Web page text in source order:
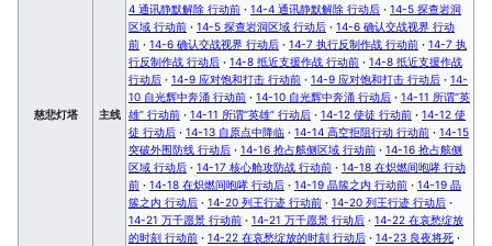
慈悲灯塔 主线
4 通讯静默解除 行动前 · 14-4 通讯静默解除 行动后 · 14-5 探查岩洞
区域 行动前 · 14-5 探查岩洞区域 行动后 · 14-6 确认交战视界 行动
前 · 14-6 确认交战视界 行动后 · 14-7 执行反制作战 行动前 · 14-7 执
行反制作战 行动后 · 14-8 抵近支援作战 行动前 · 14-8 抵近支援作战
行动后 · 14-9 应对饱和打击 行动前 · 14-9 应对饱和打击 行动后 · 14-
10 自光辉中奔涌 行动前 · 14-10 自光辉中奔涌 行动后 · 14-11 所谓“英
雄” 行动前 · 14-11 所谓“英雄” 行动后 · 14-12 使徒 行动前 · 14-12 使
徒 行动后 · 14-13 自原点中降临 · 14-14 高空拒阻行动 行动前 · 14-15
突破外围防线 行动后 · 14-16 抢占舷侧区域 行动前 · 14-16 抢占舷侧
区域 行动后 · 14-17 核心舱攻防战 行动前 · 14-18 在炽燃间咆哮 行动
前 · 14-18 在炽燃间咆哮 行动后 · 14-19 晶簇之内 行动前 · 14-19 晶
簇之内 行动后 · 14-20 列王行迹 行动前 · 14-20 列王行迹 行动后 ·
14-21 万千愿景 行动前 · 14-21 万千愿景 行动后 · 14-22 在哀愁绽放
的时刻 行动前 · 14-22 在哀愁绽放的时刻 行动后 · 14-23 良夜将死 ·